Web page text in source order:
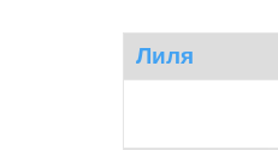
Лиля